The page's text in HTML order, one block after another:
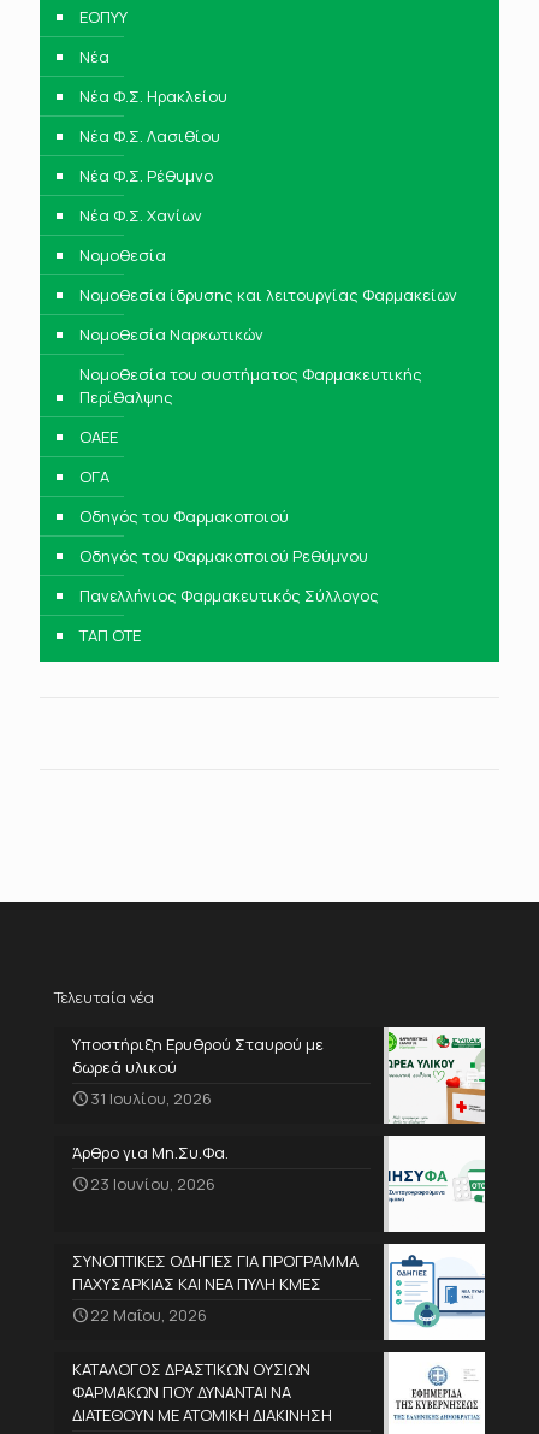
ΕΟΠΥΥ
Νέα
Νέα Φ.Σ. Ηρακλείου
Νέα Φ.Σ. Λασιθίου
Νέα Φ.Σ. Ρέθυμνο
Νέα Φ.Σ. Χανίων
Νομοθεσία
Νομοθεσία ίδρυσης και λειτουργίας Φαρμακείων
Νομοθεσία Ναρκωτικών
Νομοθεσία του συστήματος Φαρμακευτικής
Περίθαλψης
ΟΑΕΕ
ΟΓΑ
Οδηγός του Φαρμακοποιού
Οδηγός του Φαρμακοποιού Ρεθύμνου
Πανελλήνιος Φαρμακευτικός Σύλλογος
ΤΑΠ ΟΤΕ
Τελευταία νέα
Υποστήριξη Ερυθρού Σταυρού με
δωρεά υλικού
31 Ιουλίου, 2026
Άρθρο για Μη.Συ.Φα.
23 Ιουνίου, 2026
ΣΥΝΟΠΤΙΚΕΣ ΟΔΗΓΙΕΣ ΓΙΑ ΠΡΟΓΡΑΜΜΑ
ΠΑΧΥΣΑΡΚΙΑΣ ΚΑΙ ΝΕΑ ΠΥΛΗ ΚΜΕΣ
22 Μαΐου, 2026
ΚΑΤΑΛΟΓΟΣ ΔΡΑΣΤΙΚΩΝ ΟΥΣΙΩΝ
ΦΑΡΜΑΚΩΝ ΠΟΥ ΔΥΝΑΝΤΑΙ ΝΑ
ΔΙΑΤΕΘΟΥΝ ΜΕ ΑΤΟΜΙΚΗ ΔΙΑΚΙΝΗΣΗ